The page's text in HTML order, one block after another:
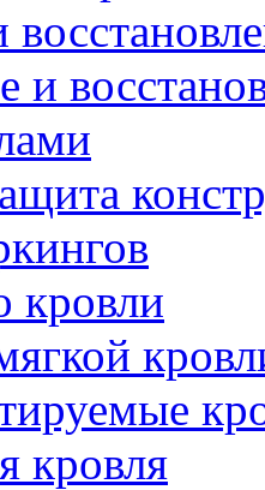
и
кровли
кровля